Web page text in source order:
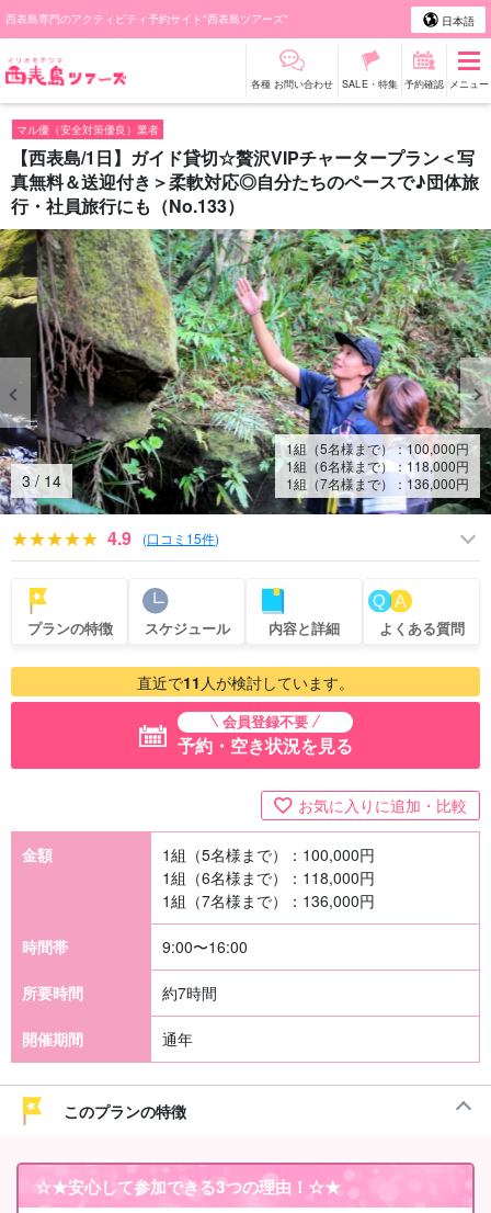
西表島専門のアクティビティ予約サイト"西表島ツアーズ" 日本語
各種 お問い合わせ SALE・特集 予約確認 メニュー
マル優（安全対策優良）業者
【西表島/1日】ガイド貸切☆贅沢VIPチャータープラン＜写
真無料＆送迎付き＞柔軟対応◎自分たちのペースで♪団体旅
行・社員旅行にも（No.133）
4/ 14
1組（5名様まで）：100,000円
1組（6名様まで）： 118,000円
1組（7名様まで）： 136,000円
4.9 (口コミ15件)
プランの特徴 スケジュール 内容と詳細 よくある質問
直近で11 人が検討しています。
会員登録不要
予約・空き状況を見る
お気に入りに追加・比較
金額 1組（5名様まで）： 100,000円
1組（6名様まで）： 118,000円
1組（7名様まで）： 136,000円
時間帯 9:00〜16:00
所要時間 約7時間
開催期間 通年
このプランの特徴
☆★安心して参加できる3つの理由 ！☆★